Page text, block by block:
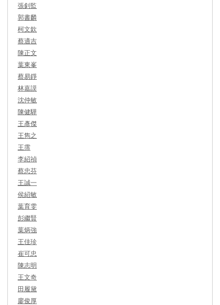
張釗監
郭書麟
柯文欽
蔡適吉
陳正文
葉東峯
蔡易錚
林嘉謨
沈仲敏
陳健驊
王彥傑
王雋之
王霈
李紹禎
蔡忠芬
王誠一
侯紹敏
葉育雯
彭繼賢
葉炳強
王佳珍
崔可忠
陳志明
王文奇
田履黛
廖俊厚